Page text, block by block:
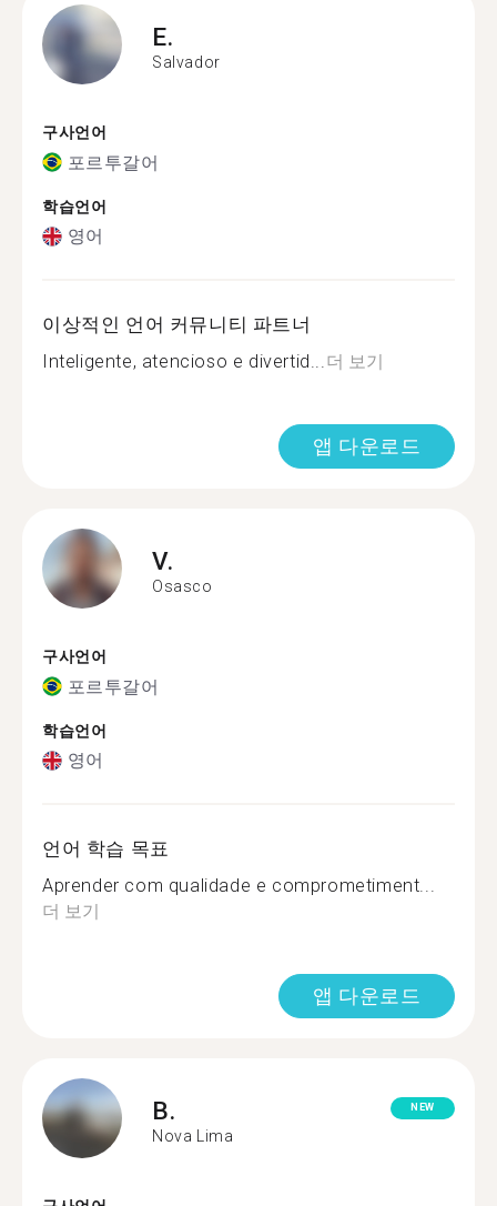
E.
Salvador
구사언어
포르투갈어
학습언어
영어
이상적인 언어 커뮤니티 파트너
Inteligente, atencioso e divertid...더 보기
앱 다운로드
V.
Osasco
구사언어
포르투갈어
학습언어
영어
언어 학습 목표
Aprender com qualidade e comprometiment...
더 보기
앱 다운로드
B.
Nova Lima
NEW